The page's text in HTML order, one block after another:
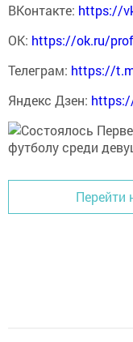
ВКонтакте: https://
ОК: https://ok.ru/
Телеграм: https://
Яндекс Дзен:
Перейти